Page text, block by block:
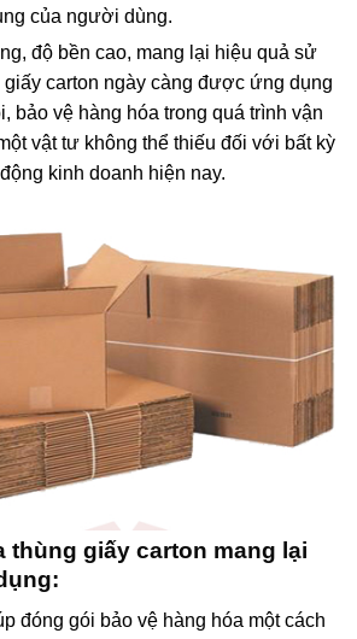
của người dùng.
độ bền cao, mang lại hiệu quả sử
carton ngày càng được ứng dụng
bảo vệ hàng hóa trong quá trình vận
vật tư không thể thiếu đối với bất kỳ
kinh doanh hiện nay.
thùng giấy carton mang lại
đóng gói bảo vệ hàng hóa một cách